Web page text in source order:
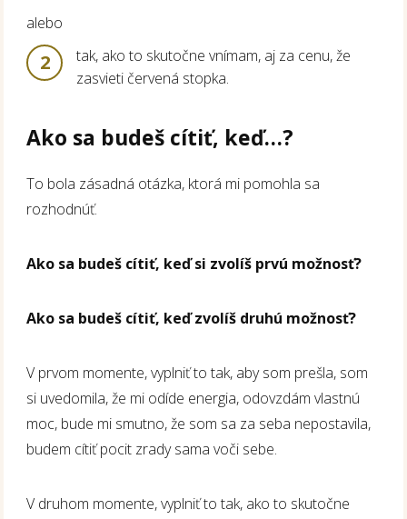
alebo
2
tak, ako to skutočne vnímam, aj za cenu, že
zasvieti červená stopka.
Ako sa budeš cítiť, keď…?
To bola zásadná otázka, ktorá mi pomohla sa
rozhodnúť.
Ako sa budeš cítiť, keď si zvolíš prvú možnosť?
Ako sa budeš cítiť, keď zvolíš druhú možnosť?
V prvom momente, vyplniť to tak, aby som prešla, som
si uvedomila, že mi odíde energia, odovzdám vlastnú
moc, bude mi smutno, že som sa za seba nepostavila,
budem cítiť pocit zrady sama voči sebe.
V druhom momente, vyplniť to tak, ako to skutočne